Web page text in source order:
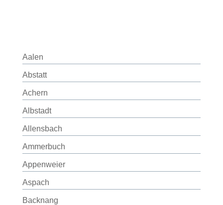
Aalen
Abstatt
Achern
Albstadt
Allensbach
Ammerbuch
Appenweier
Aspach
Backnang